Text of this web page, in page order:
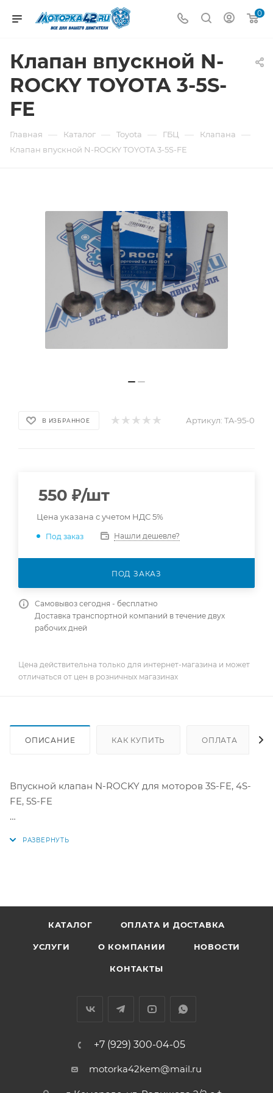
0
Клапан впускной N-
ROCKY TOYOTA 3-5S-
FE
Главная — Каталог — Toyota — ГБЦ — Клапана —
Клапан впускной N-ROCKY TOYOTA 3-5S-FE
В ИЗБРАННОЕ Артикул: TA-95-0
550 ₽/шт
Цена указана с учетом НДС 5%
Под заказ Нашли дешевле?
ПОД ЗАКАЗ
Самовывоз сегодня - бесплатно
Доставка транспортной компаний в течение двух
рабочих дней
Цена действительна только для интернет-магазина и может
отличаться от цен в розничных магазинах
ОПИСАНИЕ КАК КУПИТЬ ОПЛАТА
Впускной клапан N-ROCKY для моторов 3S-FE, 4S-
FE, 5S-FE
КАТАЛОГ ОПЛАТА И ДОСТАВКА
УСЛУГИ О КОМПАНИИ НОВОСТИ
КОНТАКТЫ
+7 (929) 300-04-05
motorka42kem@mail.ru